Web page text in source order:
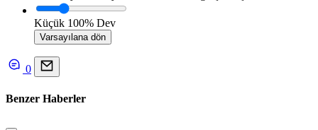
Küçük 100% Dev
Varsayılana dön
0
Benzer Haberler